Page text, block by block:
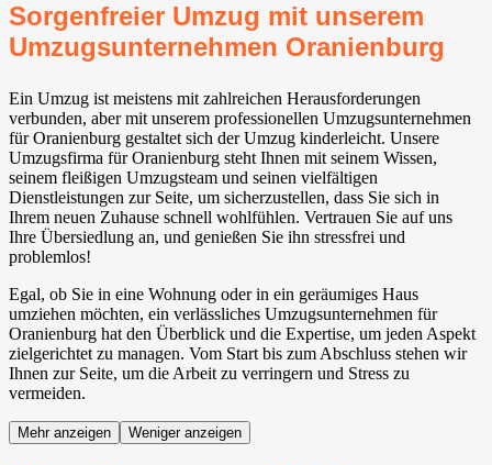
Sorgenfreier Umzug mit unserem
Umzugsunternehmen Oranienburg
Ein Umzug ist meistens mit zahlreichen Herausforderungen
verbunden, aber mit unserem professionellen Umzugsunternehmen
für Oranienburg gestaltet sich der Umzug kinderleicht. Unsere
Umzugsfirma für Oranienburg steht Ihnen mit seinem Wissen,
seinem fleißigen Umzugsteam und seinen vielfältigen
Dienstleistungen zur Seite, um sicherzustellen, dass Sie sich in
Ihrem neuen Zuhause schnell wohlfühlen. Vertrauen Sie auf uns
Ihre Übersiedlung an, und genießen Sie ihn stressfrei und
problemlos!
Egal, ob Sie in eine Wohnung oder in ein geräumiges Haus
umziehen möchten, ein verlässliches Umzugsunternehmen für
Oranienburg hat den Überblick und die Expertise, um jeden Aspekt
zielgerichtet zu managen. Vom Start bis zum Abschluss stehen wir
Ihnen zur Seite, um die Arbeit zu verringern und Stress zu
vermeiden.
Mehr anzeigen Weniger anzeigen